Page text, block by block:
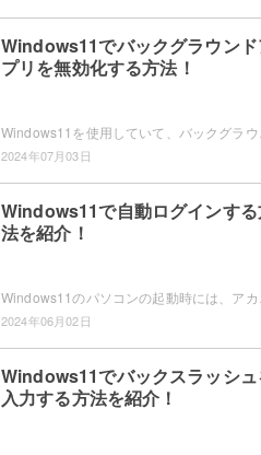
Windows11でバックグラウン
プリを無効化する方法！
2024年07月03日
Windows11で自動ログインす
法を紹介！
2024年06月02日
Windows11でバックスラッシ
入力する方法を紹介！